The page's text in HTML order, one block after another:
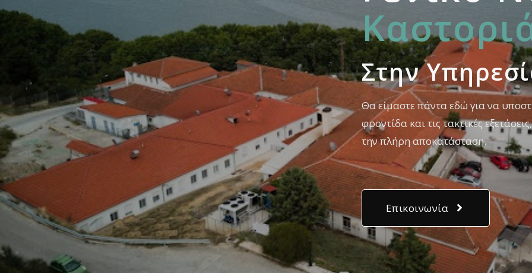
Στην
Θα είμαστε πάντα εδώ για να
φροντίδα και τις τακτικές
την πλήρη αποκατάσταση.
Επικοινωνία